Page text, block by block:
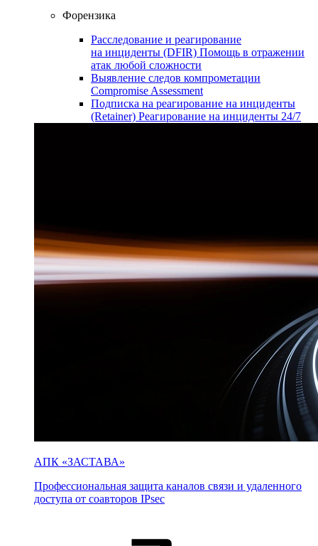
Форензика
Расследование и реагирование
на инциденты (DFIR) Помощь в отражении
атак любой сложности
Выявление следов компрометации
Compromise Assessment
Подписка на реагирование на инциденты
(Retainer) Реагирование на инциденты 24/7
АПК «ЗАСТАВА»
Профессиональная защита каналов связи и удаленного
доступа от соавторов IPsec